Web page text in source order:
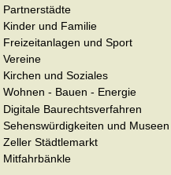
Partnerstädte
Kinder und Familie
Freizeitanlagen und Sport
Vereine
Kirchen und Soziales
Wohnen - Bauen - Energie
Digitale Baurechtsverfahren
Sehenswürdigkeiten und Museen
Zeller Städtlemarkt
Mitfahrbänkle